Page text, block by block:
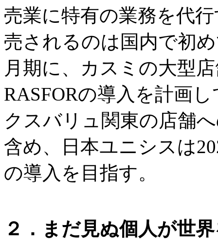
売業に特有の業務を代
売されるのは国内で初
月期に、カスミの大型
RASFORの導入を計画
クスバリュ関東の店舗
含め、日本ユニシスは
の導入を目指す。
２．まだ見ぬ個人が世